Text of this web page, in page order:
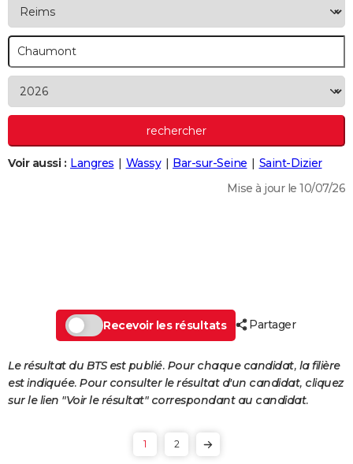
Art de vivre
Bien-être
Loisirs
Mode
Modes de vie
Alimentation
Guide de la santé
Maladies
Médicaments
Sommeil
VOYAGE
Destinations
City break
Voyage nature
Voyage de noces
Forum
Climat
PHOTO
Se connecter
Primaires
Universités
Entreprises
Service militaire
Avis de recherche
AVIS DE DÉCÈS
Bricolage
Lifestyle
Culture
Sport
Auto
Television
Voyage
Cinema
Voir aussi : Langres Wassy Bar-sur-Seine
Saint-Dizier
Mise à jour le 10/07/26
Recevoir les résultats Partager
Le résultat du BTS est publié. Pour chaque candidat, la filière
est indiquée. Pour consulter le résultat d'un candidat, cliquez
sur le lien "Voir le résultat" correspondant au candidat.
1 2